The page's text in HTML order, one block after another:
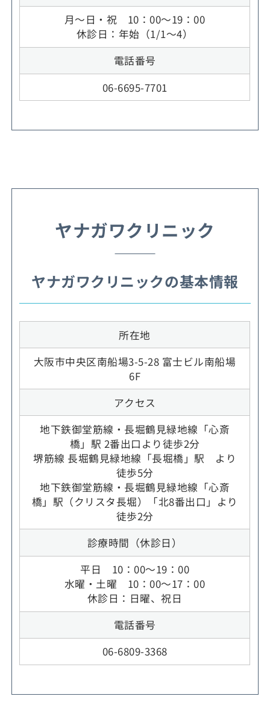
月～日・祝 10：00～19：00
休診日：年始（1/1～4）
電話番号
06-6695-7701
ヤナガワクリニック
ヤナガワクリニックの基本情報
所在地
大阪市中央区南船場3-5-28 富士ビル南船場
6F
アクセス
地下鉄御堂筋線・長堀鶴見緑地線「心斎
橋」駅 2番出口より徒歩2分
堺筋線 長堀鶴見緑地線「長堀橋」駅 より
徒歩5分
地下鉄御堂筋線・長堀鶴見緑地線「心斎
橋」駅（クリスタ長堀）「北8番出口」より
徒歩2分
診療時間（休診日）
平日 10：00～19：00
水曜・土曜 10：00～17：00
休診日：日曜、祝日
電話番号
06-6809-3368